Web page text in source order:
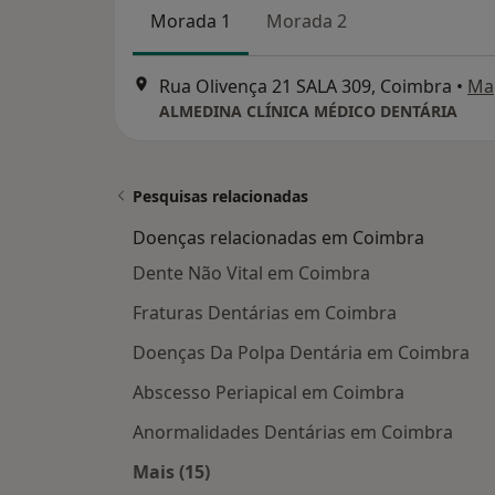
Morada 1 Morada 2
Rua Olivença 21 SALA 309, Coimbra •
ALMEDINA CLÍNICA MÉDICO DENTÁRIA
Pesquisas relacionadas
Doenças relacionadas em Coimbra
Dente Não Vital em Coimbra
Fraturas Dentárias em Coimbra
Doenças Da Polpa Dentária em Coimbra
Abscesso Periapical em Coimbra
Anormalidades Dentárias em Coimbra
Mais (15)